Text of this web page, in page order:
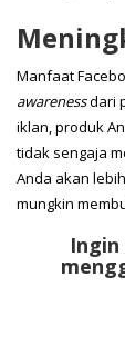
Manfaat
awarenessdari
iklan, produk
tidak sengaja
Anda akan
mungkin
Ingin